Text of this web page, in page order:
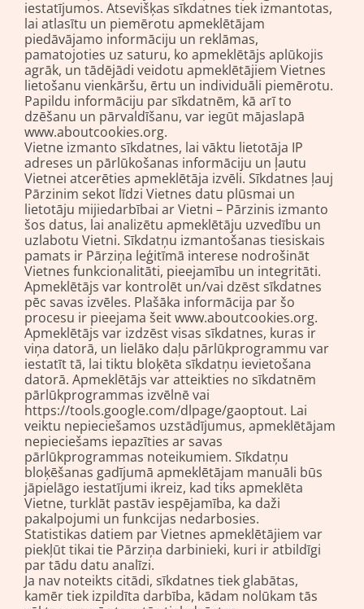
iestatījumos. Atsevišķas sīkdatnes tiek izmantotas,
lai atlasītu un piemērotu apmeklētājam
piedāvājamo informāciju un reklāmas,
pamatojoties uz saturu, ko apmeklētājs aplūkojis
agrāk, un tādējādi veidotu apmeklētājiem Vietnes
lietošanu vienkāršu, ērtu un individuāli piemērotu.
Papildu informāciju par sīkdatnēm, kā arī to
dzēšanu un pārvaldīšanu, var iegūt mājaslapā
www.aboutcookies.org.
Vietne izmanto sīkdatnes, lai vāktu lietotāja IP
adreses un pārlūkošanas informāciju un ļautu
Vietnei atcerēties apmeklētāja izvēli. Sīkdatnes ļauj
Pārzinim sekot līdzi Vietnes datu plūsmai un
lietotāju mijiedarbībai ar Vietni – Pārzinis izmanto
šos datus, lai analizētu apmeklētāju uzvedību un
uzlabotu Vietni. Sīkdatņu izmantošanas tiesiskais
pamats ir Pārziņa leģitīmā interese nodrošināt
Vietnes funkcionalitāti, pieejamību un integritāti.
Apmeklētājs var kontrolēt un/vai dzēst sīkdatnes
pēc savas izvēles. Plašāka informācija par šo
procesu ir pieejama šeit www.aboutcookies.org.
Apmeklētājs var izdzēst visas sīkdatnes, kuras ir
viņa datorā, un lielāko daļu pārlūkprogrammu var
iestatīt tā, lai tiktu bloķēta sīkdatņu ievietošana
datorā. Apmeklētājs var atteikties no sīkdatnēm
pārlūkprogrammas izvēlnē vai
https://tools.google.com/dlpage/gaoptout. Lai
veiktu nepieciešamos uzstādījumus, apmeklētājam
nepieciešams iepazīties ar savas
pārlūkprogrammas noteikumiem. Sīkdatņu
bloķēšanas gadījumā apmeklētājam manuāli būs
jāpielāgo iestatījumi ikreiz, kad tiks apmeklēta
Vietne, turklāt pastāv iespējamība, ka daži
pakalpojumi un funkcijas nedarbosies.
Statistikas datiem par Vietnes apmeklētājiem var
piekļūt tikai tie Pārziņa darbinieki, kuri ir atbildīgi
par tādu datu analīzi.
Ja nav noteikts citādi, sīkdatnes tiek glabātas,
kamēr tiek izpildīta darbība, kādam nolūkam tās